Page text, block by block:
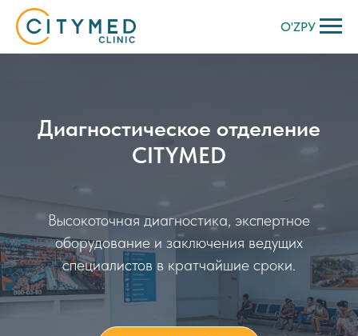
O'ZРУ
Диагностическое отделение
CITYMED
Высокоточная диагностика, экспертное
оборудование и заключения ведущих
специалистов в кратчайшие сроки.